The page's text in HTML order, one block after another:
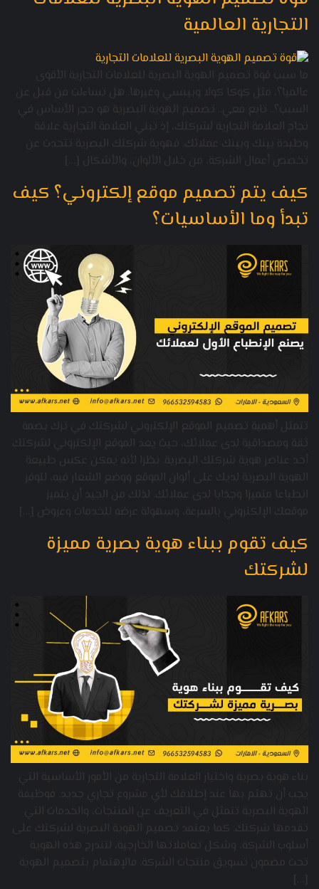
التجارية العالمية
ما سبب قوة تصميم الهوية البصرية للعلامات التجارية الأقوى
عالميا؟، مثل كوكا كولا وبيبسي وغيرها. هل تساءلت من قبل عن
السبب؟.. تابع معي.. تصميم الهوية البصرية هو حجر الأساس في
نجاح العلامة التجارية لشركتك، إذ تبني العلامة التجارية علاقة
وطيدة بينك وبينك عملائك. فهوية شركتك البصرية تتحدث عن
تخصص أعمال الشركة، من خلال الألوان، والأشكال […]
كيف يتم تصميم موقع إلكتروني؟ كيف
تبدأ وما الأساسيات؟
تتمثل أهمية تصميم الموقع الإلكتروني لشركتك في ترك بصمة
ثقة ومصداقية لدى عملائك، حيث يعد الموقع الإلكتروني لشركتك
أحد عناصر هوية شركتك البصرية. نظرا لأنه يمكن عكس طبيعة
الهوية البصرية لديك على ألوان الموقع ووضع الشعار فيه، لتوفر
انطباعا متميزا وجذابا لدى عملائك. لذلك من الجيد أن يتميز
موقعك الإلكتروني بالسرعة، وسهولة عرضه للخدمات وعروض […]
كيف تقوم ببناء هوية بصرية مميزة
لشركتك
بناء هوية بصرية واختيار العلامة التجارية من الأمور الأساسية التي
يجب أن تهتم بها عند إطلاقك لأي مشروع تجاري جديد. فوظيفة
الهوية البصرية تتمثل في التعريف عن المنتجات، والخدمات التي
تقدمها شركتك. كما يعتمد تصميم الهوية البصرية لشركتك على
أسلوب الشركة، وشكل تعاملاتها الخارجية، لتندرج هذه الهوية
تحت مضمون تسويق منتجات الشركة. فالإهتمام بتصميم الهوية